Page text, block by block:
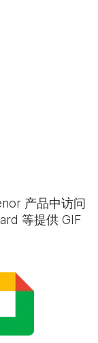
产品中访问
等提供 GIF